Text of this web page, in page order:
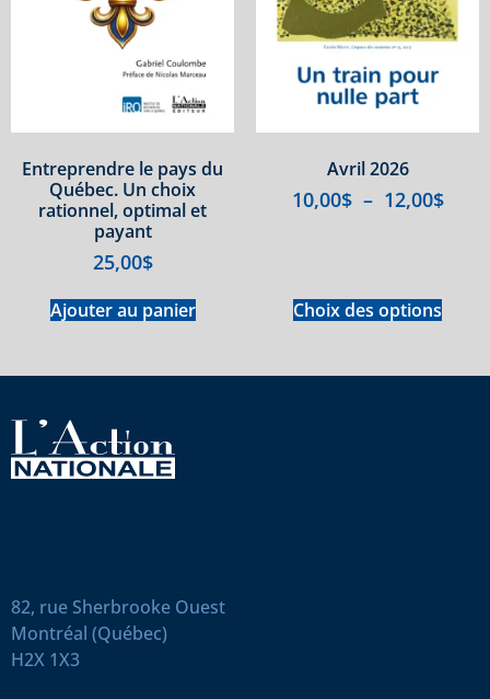
Entreprendre le pays du
Québec. Un choix
rationnel, optimal et
payant
25,00$
Ajouter au panier
Avril 2026
10,00$ – 12,00$
Choix des options
82, rue Sherbrooke Ouest
Montréal (Québec)
H2X 1X3